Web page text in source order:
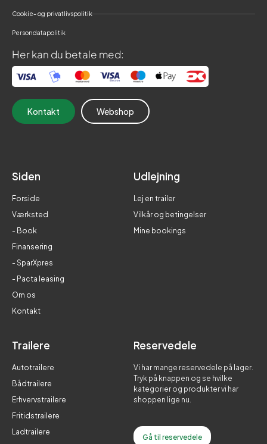
Cookie- og privatlivspolitik
Persondatapolitik
Her kan du betale med:
Kontakt Webshop
Siden
Forside
Værksted
- Book
Finansering
- SparXpres
- Pacta leasing
Om os
Kontakt
Udlejning
Lej en trailer
Vilkår og betingelser
Mine bookings
Trailere
Autotrailere
Bådtrailere
Erhvervstrailere
Fritidstrailere
Ladtrailere
Reservedele
Vi har mange reservedele på lager.
Tryk på knappen og se hvilke
kategorier og produkter vi har
shoppen lige nu.
Gå til reservedele